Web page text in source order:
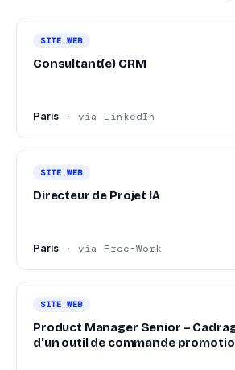
SITE WEB
Consultant(e) CRM
Paris · via LinkedIn
SITE WEB
Directeur de Projet IA
Paris · via Free-Work
SITE WEB
Product Manager Senior –
d'un outil de commande